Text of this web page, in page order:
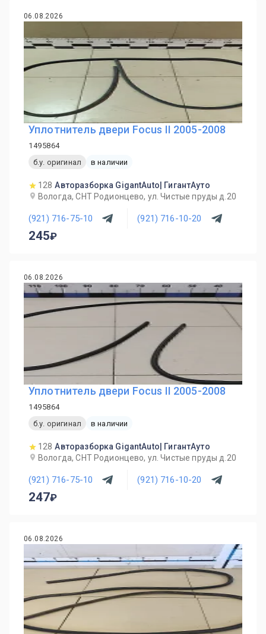
06.08.2026
Уплотнитель двери Focus II 2005-2008
1495864
б.у. оригинал
в наличии
128 Авторазборка GigantAuto| ГигантАуто
Вологда, СНТ Родионцево, ул. Чистые пруды д.20
(921) 716-75-10 (921) 716-10-20
245
06.08.2026
Уплотнитель двери Focus II 2005-2008
1495864
б.у. оригинал
в наличии
128 Авторазборка GigantAuto| ГигантАуто
Вологда, СНТ Родионцево, ул. Чистые пруды д.20
(921) 716-75-10 (921) 716-10-20
247
06.08.2026